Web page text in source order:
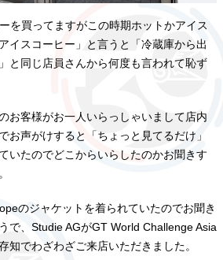
を買ってますがこの時期ホットかアイス
イスコーヒー」と言うと「冷蔵庫から出
と同じ店員さんから何度も言われて恥ず
お客様がお一人いらっしゃいまして店内
お声がけすると「ちょっと見てるだけ」
いたのでどこからいらしたのかお聞きす
のジャケットを着られていたのでお聞き
で、Studie AGがGT World Challenge Asia
知でわざわざご来店いただきました。